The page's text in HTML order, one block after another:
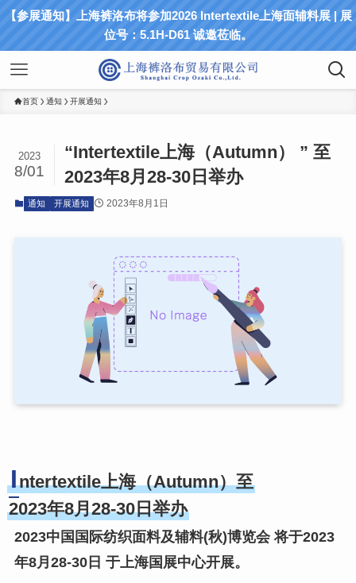
【参展通知】上海裤洛布将参加2026 Intertextile上海面辅料展 | 展
位号：5.1H-D61 诚邀莅临。
首页 通知 开展通知
“Intertextile上海（Autumn） ” 至
2023年8月28-30日举办
2023
8/01
通知 开展通知 2023年8月1日
Intertextile上海（Autumn）至
2023年8月28-30日举办
2023中国国际纺织面料及辅料(秋)博览会 将于2023
年8月28-30日 于上海国展中心开展。